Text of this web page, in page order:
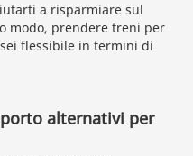
a risparmiare sul
modo, prendere treni per
flessibile in termini di
alternativi per